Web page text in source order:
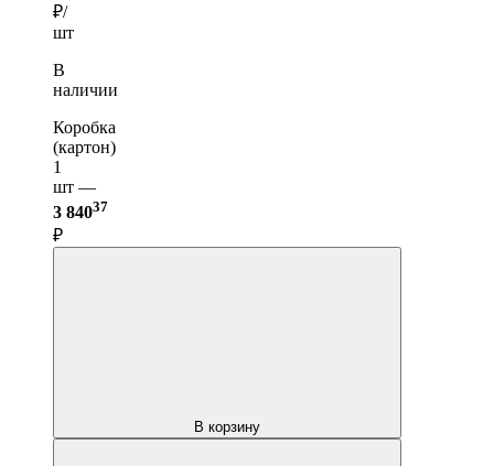
₽/
шт
В
наличии
Коробка
(картон)
1
шт —
3 84037
₽
В корзину